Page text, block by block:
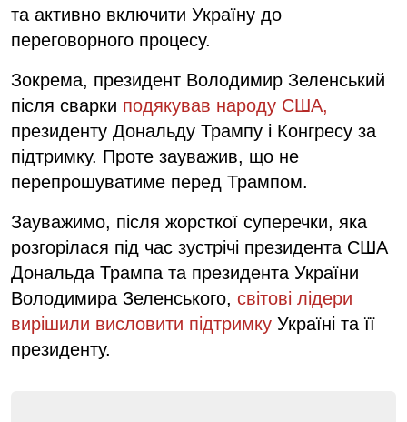
та активно включити Україну до
переговорного процесу.
Зокрема, президент Володимир Зеленський
після сварки подякував народу США,
президенту Дональду Трампу і Конгресу за
підтримку. Проте зауважив, що не
перепрошуватиме перед Трампом.
Зауважимо, після жорсткої суперечки, яка
розгорілася під час зустрічі президента США
Дональда Трампа та президента України
Володимира Зеленського, світові лідери
вирішили висловити підтримку Україні та її
президенту.